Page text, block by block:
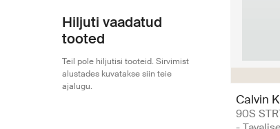
Hiljuti vaadatud
tooted
Teil pole hiljutisi tooteid. Sirvimist
alustades kuvatakse siin teie
ajalugu.
Calvin
90S